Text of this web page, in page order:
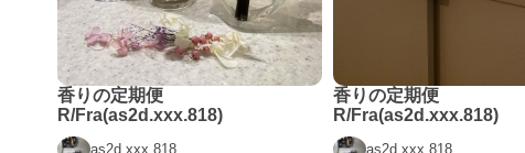
香りの定期便
R/Fra(as2d.xxx.818)
as2d.xxx.818
香りの定期便
R/Fra(as2d.xxx.818)
as2d.xxx.818